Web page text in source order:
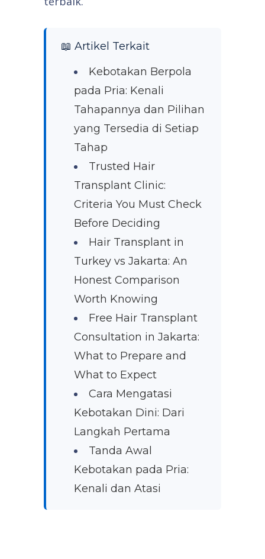
📖 Artikel Terkait
Kebotakan Berpola
pada Pria: Kenali
Tahapannya dan Pilihan
yang Tersedia di Setiap
Tahap
Trusted Hair
Transplant Clinic:
Criteria You Must Check
Before Deciding
Hair Transplant in
Turkey vs Jakarta: An
Honest Comparison
Worth Knowing
Free Hair Transplant
Consultation in Jakarta:
What to Prepare and
What to Expect
Cara Mengatasi
Kebotakan Dini: Dari
Langkah Pertama
Tanda Awal
Kebotakan pada Pria:
Kenali dan Atasi